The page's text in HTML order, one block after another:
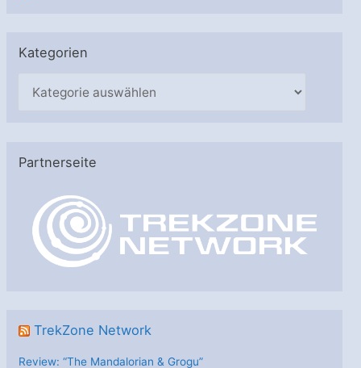
Kategorien
g
Partnerseite
TrekZone Network
Review: “The Mandalorian & Grogu”